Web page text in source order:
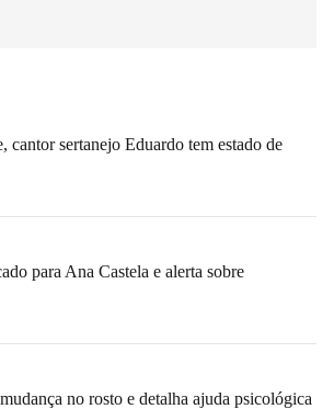
cantor sertanejo Eduardo tem estado de
para Ana Castela e alerta sobre
no rosto e detalha ajuda psicológica